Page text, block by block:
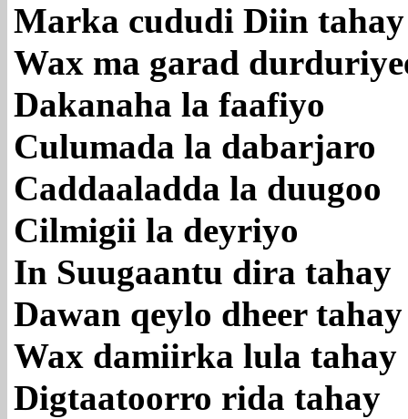
Marka cududi Diin tahay
Wax ma garad
Dakanaha la faafiyo
Culumada la dabarjaro
Caddaaladda la duugoo
Cilmigii la deyriyo
In Suugaantu dira tahay
Dawan qeylo dheer tahay
Wax damiirka lula tahay
Digtaatoorro rida tahay